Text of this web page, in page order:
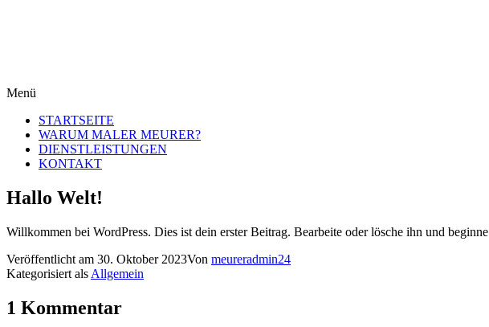
Menü
STARTSEITE
WARUM MALER MEURER?
DIENSTLEISTUNGEN
KONTAKT
Hallo Welt!
Willkommen bei WordPress. Dies ist dein erster Beitrag. Bearbeite oder lösche ihn und
Veröffentlicht am 30. Oktober 2023Von meureradmin24
Kategorisiert als Allgemein
1 Kommentar